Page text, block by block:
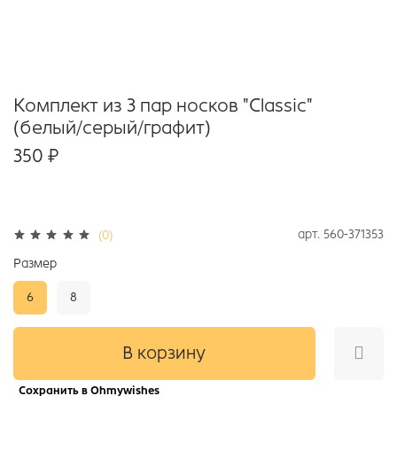
(0) арт. 560-371353
Комплект из 3 пар носков "Classic"
(белый/серый/графит)
350 ₽
В корзину
Сохранить в Ohmywishes
Размер
6 8